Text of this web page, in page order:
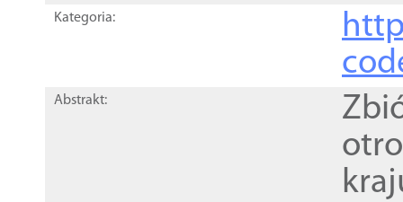
Kategoria:
Abstrakt: